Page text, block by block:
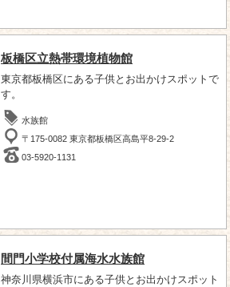
板橋区立熱帯環境植物館
東京都板橋区にある子供とお出かけスポットで
す。
水族館
〒175-0082 東京都板橋区高島平8-29-2
03-5920-1131
間門小学校付属海水水族館
神奈川県横浜市にある子供とお出かけスポット